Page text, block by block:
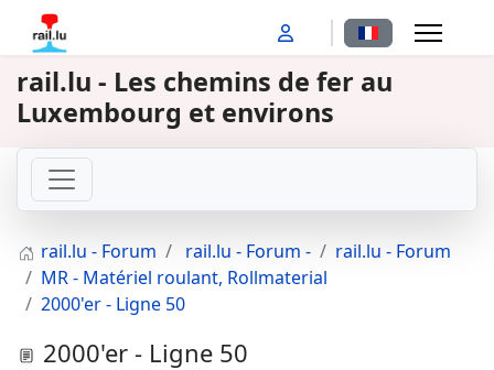
Sélectionnez
rail.lu - Les chemins de fer au
Luxembourg et environs
rail.lu - Forum rail.lu - Forum -
rail.lu - Forum
MR - Matériel roulant, Rollmaterial
2000'er - Ligne 50
2000'er - Ligne 50